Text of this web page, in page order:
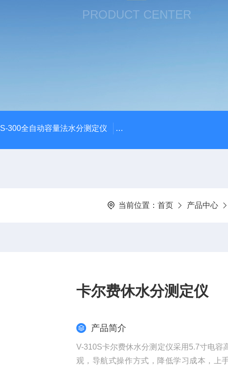
PRODUCT CENTER
S-300全自动容量法水分测定仪 S-300全自动容量法卡尔费休水
当前位置： 首页 产品中心
卡尔费休水分测定仪
产品简介
V-310S卡尔费休水分测定仪采用5.7寸电
观，导航式操作方式，降低学习成本，上